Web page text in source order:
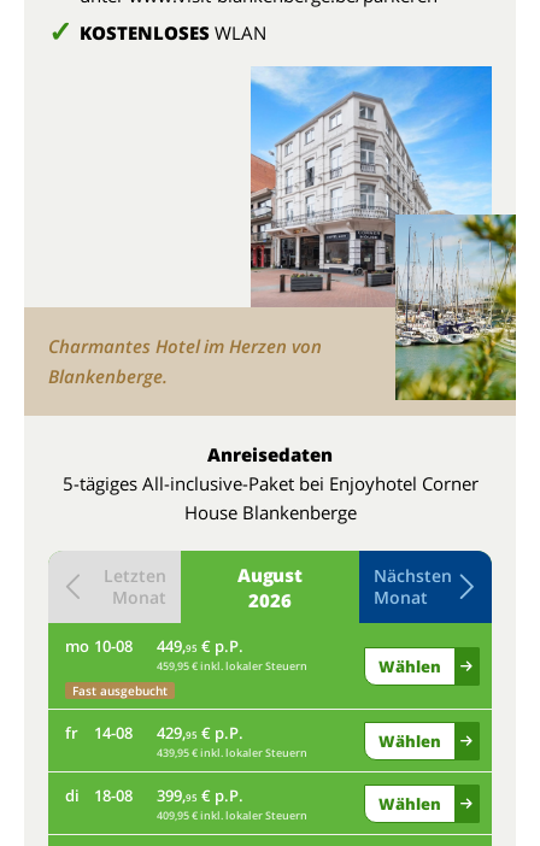
KOSTENLOSES WLAN
Charmantes Hotel im Herzen von
Blankenberge.
Anreisedaten
5-tägiges All-inclusive-Paket bei Enjoyhotel Corner
House Blankenberge
August
2026
Letzten
Monat
Nächsten
Monat
mo 10-08 449,95 € p.P.
459,95 € inkl. lokaler Steuern
Fast ausgebucht
Wählen
fr 14-08 429,95 € p.P.
439,95 € inkl. lokaler Steuern
Wählen
di 18-08 399,95 € p.P.
409,95 € inkl. lokaler Steuern
Wählen